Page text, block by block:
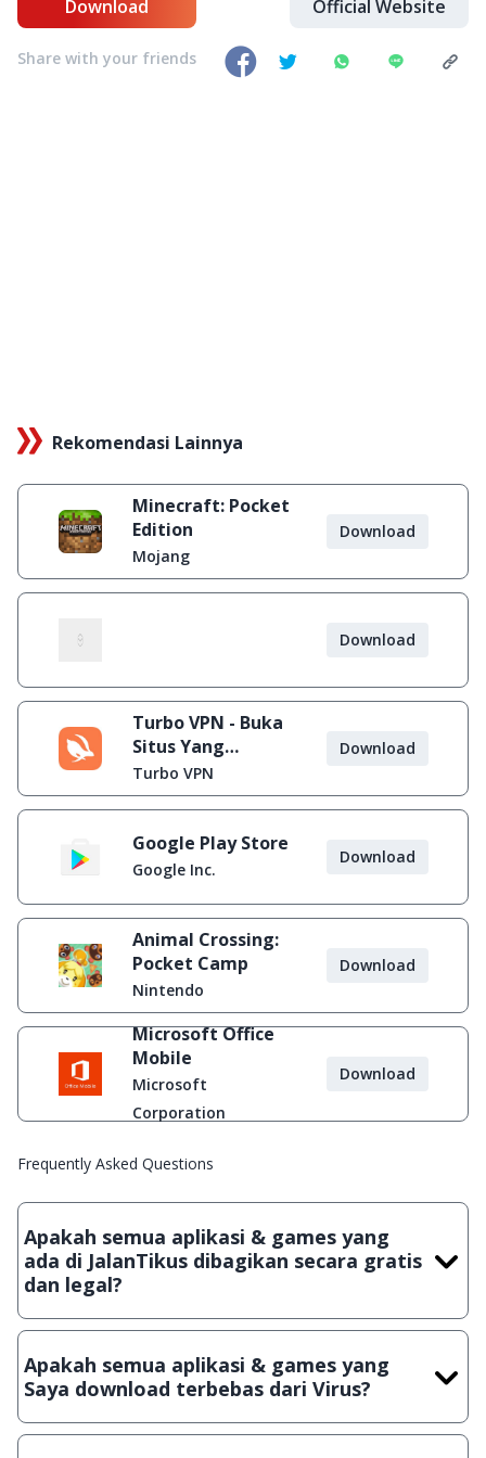
Download Official Website
Share with your friends
Rekomendasi Lainnya
Minecraft: Pocket
Edition
Mojang
Download
Download
Turbo VPN - Buka
Situs Yang
Diblokir
Turbo VPN
Download
Google Play Store
Google Inc.
Download
Animal Crossing:
Pocket Camp
Nintendo
Download
Microsoft Office
Mobile
Microsoft
Corporation
Download
Frequently Asked Questions
Apakah semua aplikasi & games yang
ada di JalanTikus dibagikan secara gratis
dan legal?
Ya, JalanTikus hanya membagikan aplikasi & games yang
crack, patch atau semacamnya.
Apakah semua aplikasi & games yang
Saya download terbebas dari Virus?
Ya, JalanTikus selalu melakukan scanning dengan 3 jenis